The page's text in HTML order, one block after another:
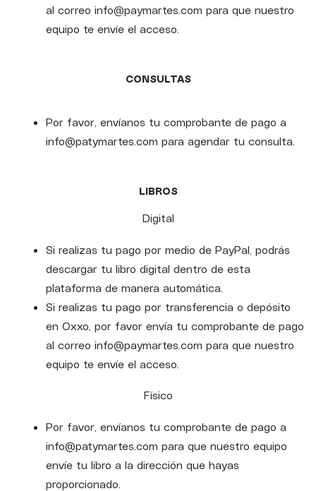
al correo info@paymartes.com para que nuestro
equipo te envíe el acceso.
CONSULTAS
Por favor, envíanos tu comprobante de pago a
info@patymartes.com para agendar tu consulta.
LIBROS
Digital
Si realizas tu pago por medio de PayPal, podrás
descargar tu libro digital dentro de esta
plataforma de manera automática.
Si realizas tu pago por transferencia o depósito
en Oxxo, por favor envía tu comprobante de pago
al correo info@paymartes.com para que nuestro
equipo te envíe el acceso.
Físico
Por favor, envíanos tu comprobante de pago a
info@patymartes.com para que nuestro equipo
envíe tu libro a la dirección que hayas
proporcionado.